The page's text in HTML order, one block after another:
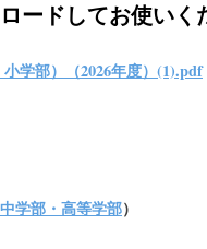
ードしてお使いく
学部）（2026年度）(1).pdf
中学部・高等学部）